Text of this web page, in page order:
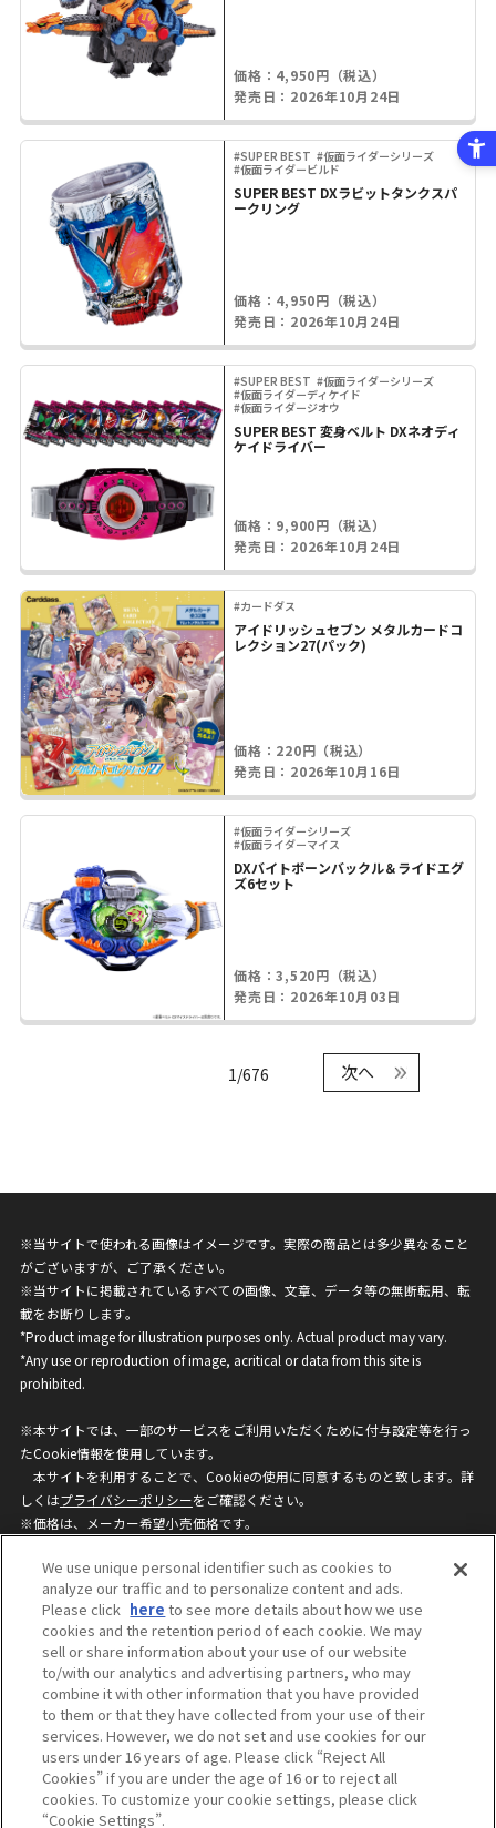
価格：4,950円（税込）
発売日：2026年10月24日
#SUPER BEST #仮面ライダーシリーズ
#仮面ライダービルド
SUPER BEST DXラビットタンクスパ
ークリング
価格：4,950円（税込）
発売日：2026年10月24日
#SUPER BEST #仮面ライダーシリーズ
#仮面ライダーディケイド
#仮面ライダージオウ
SUPER BEST 変身ベルト DXネオディ
ケイドライバー
価格：9,900円（税込）
発売日：2026年10月24日
#カードダス
アイドリッシュセブン メタルカードコ
レクション27(パック)
価格：220円（税込）
発売日：2026年10月16日
#仮面ライダーシリーズ
#仮面ライダーマイス
DXバイトボーンバックル＆ライドエグ
ズ6セット
価格：3,520円（税込）
発売日：2026年10月03日
1/676 次へ
※当サイトで使われる画像はイメージです。実際の商品とは多少異なること
がございますが、ご了承ください。
※当サイトに掲載されているすべての画像、文章、データ等の無断転用、転
載をお断りします。
*Product image for illustration purposes only. Actual product may vary.
*Any use or reproduction of image, acritical or data from this site is
prohibited.
※本サイトでは、一部のサービスをご利用いただくために付与設定等を行っ
たCookie情報を使用しています。
本サイトを利用することで、Cookieの使用に同意するものと致します。詳
しくはプライバシーポリシーをご確認ください。
※価格は、メーカー希望小売価格です。
ざいますのでご了承ください。
privacypolicy
Do Not Sell or Share My
Personal Information
ウェブサイトご利用条件
ソーシャルメディアポリシー
個人情報保護方針
お問い合わせ
©BANDAI
We use unique personal identifier such as cookies to
analyze our traffic and to personalize content and ads.
Please click here to see more details about how we use
cookies and the retention period of each cookie. We may
sell or share information about your use of our website
to/with our analytics and advertising partners, who may
combine it with other information that you have provided
to them or that they have collected from your use of their
services. However, we do not set and use cookies for our
users under 16 years of age. Please click “Reject All
Cookies” if you are under the age of 16 or to reject all
cookies. To customize your cookie settings, please click
“Cookie Settings”.